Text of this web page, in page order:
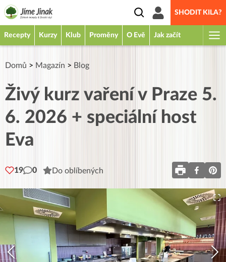
SHODIT KILA?
Recepty Kurzy Klub Proměny O Evě Jak začít
Domů > Magazín > Blog
Živý kurz vaření v Praze 5.
6. 2026 + speciální host
Eva
19 0 Do oblíbených